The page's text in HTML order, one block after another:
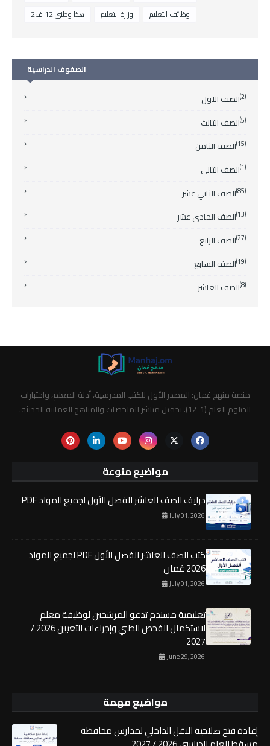
هذا وطني 12 ف2
وزارة التعليم وظائف التعليم
الصفوف الدراسية
الصف الاول (2)
الصف الثالث (5)
الصف الثامن (15)
الصف الثاني (1)
الصف الثاني عشر (85)
الصف الحادي عشر (13)
الصف الرابع (27)
الصف السابع (19)
الصف العاشر (8)
منصة منهج عُمان: المصدر الأول للكتب المدرسية، أدلة المعلم، واختبارات
الدبلوم العام (1-12). تحميل مباشر للملخصات والمناهج العمانية الحديثة.
مواضيع منوعة
درايف الصف العاشر الفصل الأول لجميع المواد PDF
July 01, 2026
كتب الصف العاشر الفصل الأول PDF لجميع المواد
2026 عُمان
July 01, 2026
تعليمية مسندم تدعو المرشحين لوظيفة معلم
لاستكمال الفحص الطبي وإجراءات التعيين 2026 /
2027
June 29, 2026
مواضيع مهمة
إعادة فتح صلاحية النقل الداخلي لمدارس محافظة